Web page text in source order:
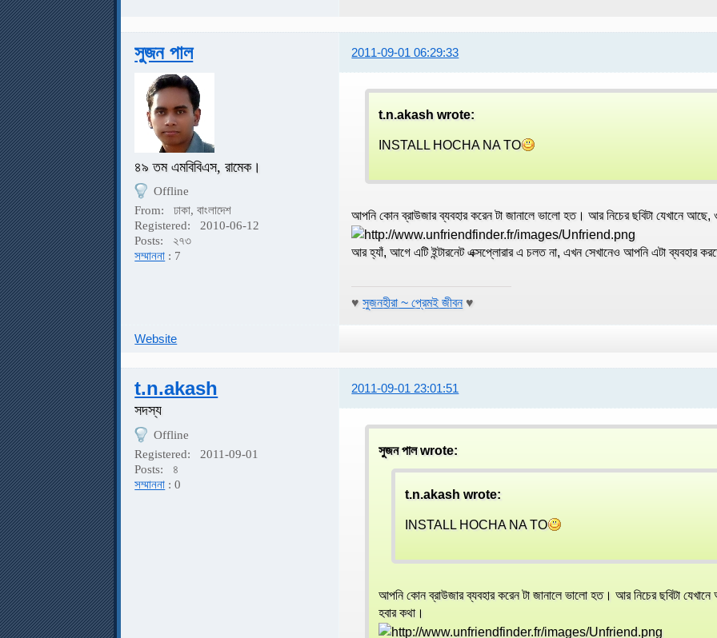
সুজন পাল 2011-09-01 06:29:33
৪৯ তম এমবিবিএস, রামেক।
Offline
From:
ঢাকা, বাংলাদেশ
Registered:
2010-06-12
Posts:
২৭৩
সম্মাননা : 7
t.n.akash wrote:
INSTALL HOCHA NA TO
আপনি কোন ব্রাউজার ব্যবহার করেন টা জানালে ভালো হত। আর নিচের ছবিটা যেখানে
আর হ্যাঁ, আগে এটি ইন্টারনেট এক্সপ্লোরার এ চলত না, এখন সেখানেও আপনি এটা ব্যবহার
♥সুজনহীরা ~ প্রেমই জীবন♥
Website
t.n.akash 2011-09-01 23:01:51
সদস্য
Offline
Registered:
2011-09-01
Posts:
৪
সম্মাননা : 0
সুজন পাল wrote:
t.n.akash wrote:
INSTALL HOCHA NA TO
আপনি কোন ব্রাউজার ব্যবহার করেন টা জানালে ভালো হত। আর নিচের ছবিটা
হবার কথা।